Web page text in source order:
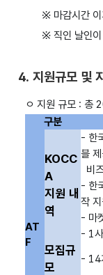
※ 마감시간 이
※ 직인 날인이
4. 지원규모 및
ㅇ 지원 규모 : 총
구분
AT
F
KOCC
A
지원 내
역
- 한
블
비
- 한
작
- 마
- 1
모집규
모
- 14